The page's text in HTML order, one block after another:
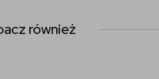
również